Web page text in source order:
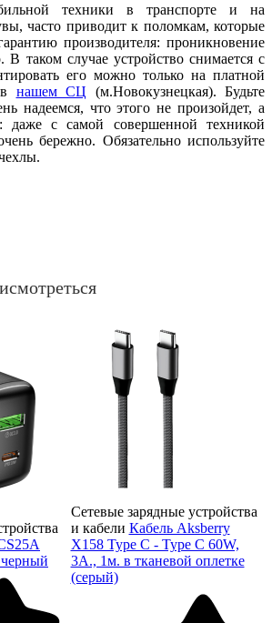
техники в транспорте и на
часто приводит к поломкам, которые
производителя: проникновение
В таком случае устройство снимается с
его можно только на платной
нашем СЦ (м.Новокузнецкая). Будьте
надеемся, что этого не произойдет, а
даже с самой совершенной техникой
бережно. Обязательно используйте
Сетевые зарядные устройства
и кабели Кабель Aksberry
X158 Type C - Type C 60W,
3A., 1м. в тканевой оплетке
(серый)